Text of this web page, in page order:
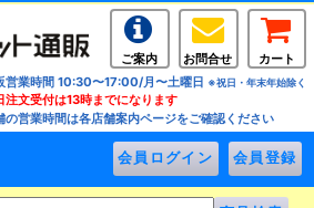
ご案内 お問合せ
カート
営業時間 10:30〜17:00/月〜土曜日 ※祝日・年末年始除く
注文受付は13時までになります
の営業時間は各店舗案内ページをご確認ください